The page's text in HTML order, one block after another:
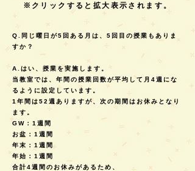
※クリックすると拡大表示されます。
Q.同じ曜日が5回ある月は、5回目の授業もありま
すか？
A.はい、授業を実施します。
当教室では、年間の授業回数が平均して月4週にな
るように設定しています。
1年間は52週ありますが、次の期間はお休みとなり
ます。
GW：1週間
お盆：1週間
年末：1週間
年始：1週間
合計4週間のお休みがあるため、